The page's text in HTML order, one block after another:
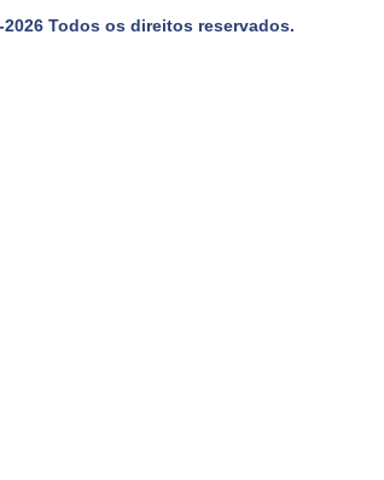
Todos os direitos reservados.